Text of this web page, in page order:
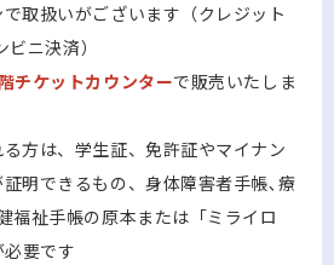
取扱いがございます（クレジット
ニ決済）
チケットカウンターで販売いたしま
方は、学生証、免許証やマイナン
明できるもの、身体障害者手帳､療
福祉手帳の原本または「ミライロ
要です